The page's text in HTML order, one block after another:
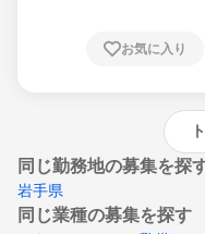
崎県、熊本県、大分県、宮崎県、
お気に入り
同じ勤務地の募集を探
岩手県
同じ業種の募集を探す